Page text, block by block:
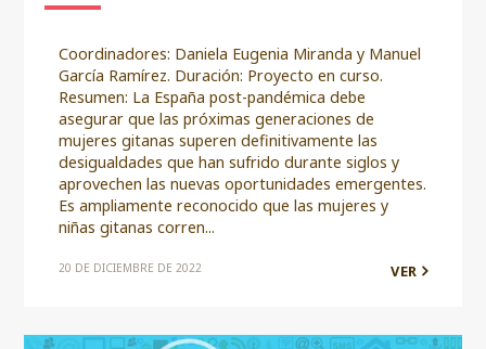
Coordinadores: Daniela Eugenia Miranda y Manuel
García Ramírez. Duración: Proyecto en curso.
Resumen: La España post-pandémica debe
asegurar que las próximas generaciones de
mujeres gitanas superen definitivamente las
desigualdades que han sufrido durante siglos y
aprovechen las nuevas oportunidades emergentes.
Es ampliamente reconocido que las mujeres y
niñas gitanas corren...
20 DE DICIEMBRE DE 2022 VER